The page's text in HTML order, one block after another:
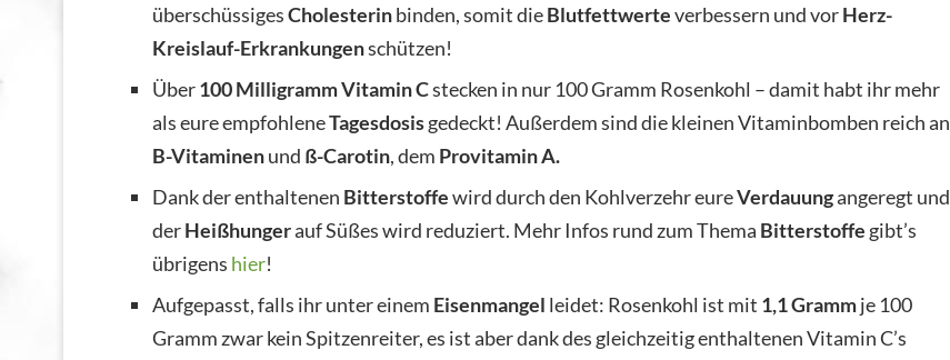
überschüssigesCholesterinbinden, somit dieBlutfettwerteverbessern und vorHerz-
Kreislauf-Erkrankungenschützen!
Über100 Milligramm Vitamin Cstecken in nur 100 Gramm Rosenkohl – damit habt ihr mehr
als eure empfohleneTagesdosisgedeckt! Außerdem sind die kleinen Vitaminbomben reich an
B-Vitaminenund ß-Carotin, dem Provitamin A.
Dank der enthaltenen Bitterstoffewird durch den Kohlverzehr eureVerdauungangeregt und
derHeißhungerauf Süßes wird reduziert. Mehr Infos rund zum Thema Bitterstoffe gibt’s
übrigens hier!
Aufgepasst, falls ihr unter einem Eisenmangel leidet: Rosenkohl ist mit 1,1 Grammje 100
Gramm zwar kein Spitzenreiter, es ist aber dank des gleichzeitig enthaltenen Vitamin C’s